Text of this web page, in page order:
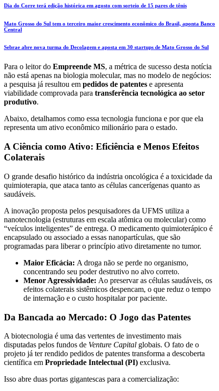
Dia do Corre terá edição histórica em agosto com sorteio de 15 pares de tênis
Mato Grosso do Sul tem o terceiro maior crescimento econômico do Brasil, aponta Banco
Central
Sebrae abre nova turma do Decolagem e aposta em 30 startups de Mato Grosso do Sul
Para o leitor do Empreende MS, a métrica de sucesso desta notícia
não está apenas na biologia molecular, mas no modelo de negócios:
a pesquisa já resultou em pedidos de patentes e apresenta
viabilidade comprovada para transferência tecnológica ao setor
produtivo.
Abaixo, detalhamos como essa tecnologia funciona e por que ela
representa um ativo econômico milionário para o estado.
A Ciência como Ativo: Eficiência e Menos Efeitos
Colaterais
O grande desafio histórico da indústria oncológica é a toxicidade da
quimioterapia, que ataca tanto as células cancerígenas quanto as
saudáveis.
A inovação proposta pelos pesquisadores da UFMS utiliza a
nanotecnologia (estruturas em escala atômica ou molecular) como
“veículos inteligentes” de entrega. O medicamento quimioterápico é
encapsulado ou associado a essas nanopartículas, que são
programadas para liberar o princípio ativo diretamente no tumor.
Maior Eficácia: A droga não se perde no organismo,
concentrando seu poder destrutivo no alvo correto.
Menor Agressividade: Ao preservar as células saudáveis, os
efeitos colaterais sistêmicos despencam, o que reduz o tempo
de internação e o custo hospitalar por paciente.
Da Bancada ao Mercado: O Jogo das Patentes
A biotecnologia é uma das vertentes de investimento mais
disputadas pelos fundos de Venture Capital globais. O fato de o
projeto já ter rendido pedidos de patentes transforma a descoberta
científica em Propriedade Intelectual (PI) exclusiva.
Isso abre duas portas gigantescas para a comercialização: